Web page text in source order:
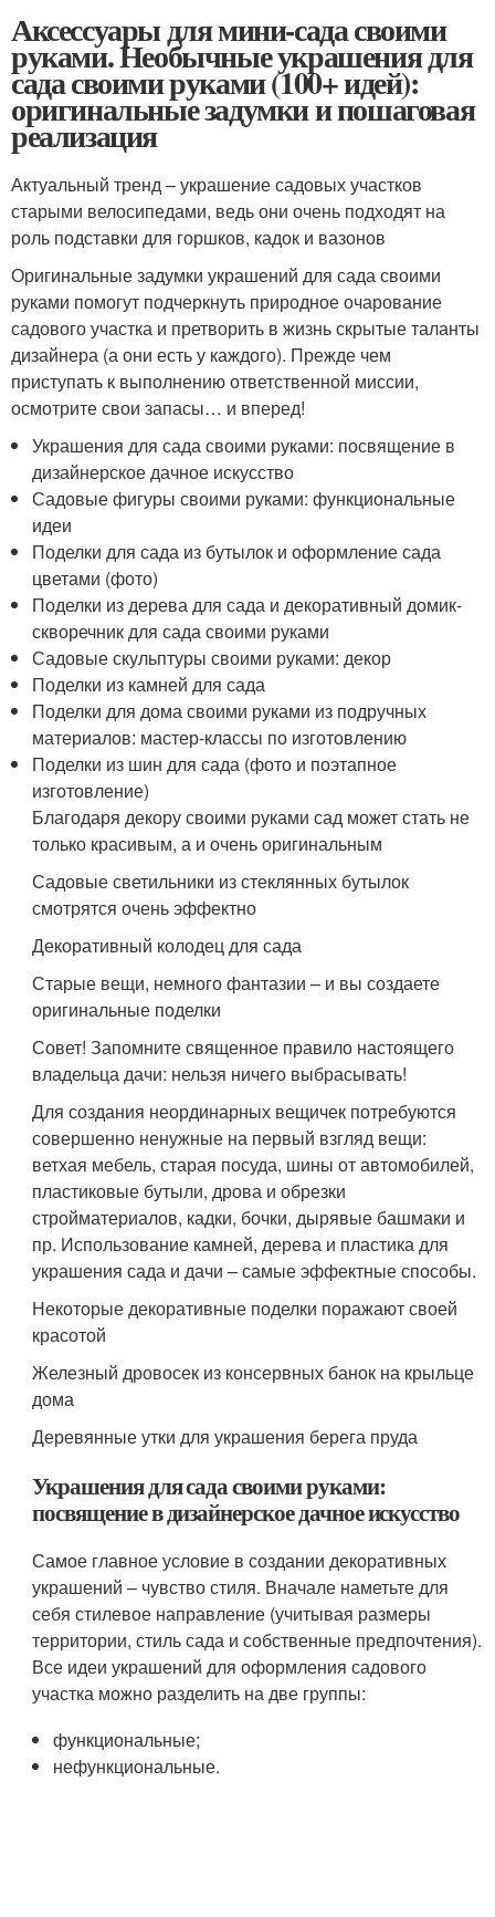
Аксессуары для мини-сада своими
руками. Необычные украшения для
сада своими руками (100+ идей):
оригинальные задумки и пошаговая
реализация
Актуальный тренд – украшение садовых участков
старыми велосипедами, ведь они очень подходят на
роль подставки для горшков, кадок и вазонов
Оригинальные задумки украшений для сада своими
руками помогут подчеркнуть природное очарование
садового участка и претворить в жизнь скрытые таланты
дизайнера (а они есть у каждого). Прежде чем
приступать к выполнению ответственной миссии,
осмотрите свои запасы… и вперед!
Украшения для сада своими руками: посвящение в
дизайнерское дачное искусство
Садовые фигуры своими руками: функциональные
идеи
Поделки для сада из бутылок и оформление сада
цветами (фото)
Поделки из дерева для сада и декоративный домик-
скворечник для сада своими руками
Садовые скульптуры своими руками: декор
Поделки из камней для сада
Поделки для дома своими руками из подручных
материалов: мастер-классы по изготовлению
Поделки из шин для сада (фото и поэтапное
изготовление)
Благодаря декору своими руками сад может стать не
только красивым, а и очень оригинальным
Садовые светильники из стеклянных бутылок
смотрятся очень эффектно
Декоративный колодец для сада
Старые вещи, немного фантазии – и вы создаете
оригинальные поделки
Совет! Запомните священное правило настоящего
владельца дачи: нельзя ничего выбрасывать!
Для создания неординарных вещичек потребуются
совершенно ненужные на первый взгляд вещи:
ветхая мебель, старая посуда, шины от автомобилей,
пластиковые бутыли, дрова и обрезки
стройматериалов, кадки, бочки, дырявые башмаки и
пр. Использование камней, дерева и пластика для
украшения сада и дачи – самые эффектные способы.
Некоторые декоративные поделки поражают своей
красотой
Железный дровосек из консервных банок на крыльце
дома
Деревянные утки для украшения берега пруда
Украшения для сада своими руками:
посвящение в дизайнерское дачное искусство
Самое главное условие в создании декоративных
украшений – чувство стиля. Вначале наметьте для
себя стилевое направление (учитывая размеры
территории, стиль сада и собственные предпочтения).
Все идеи украшений для оформления садового
участка можно разделить на две группы:
функциональные;
нефункциональные.